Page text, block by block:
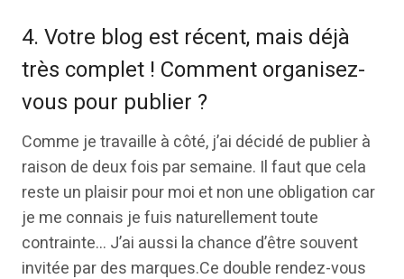
4. Votre blog est récent, mais déjà
très complet ! Comment organisez-
vous pour publier ?
Comme je travaille à côté, j’ai décidé de publier à
raison de deux fois par semaine. Il faut que cela
reste un plaisir pour moi et non une obligation car
je me connais je fuis naturellement toute
contrainte… J’ai aussi la chance d’être souvent
invitée par des marques.Ce double rendez-vous